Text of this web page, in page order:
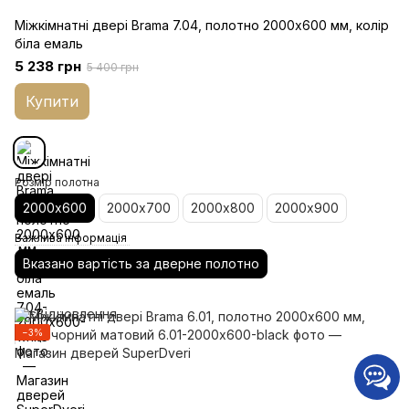
Міжкімнатні двері Brama 7.04, полотно 2000х600 мм, колір
біла емаль
5 238 грн 5 400 грн
Купити
Розмір полотна
2000х600 2000х700 2000х800 2000х900
Важлива інформація
Вказано вартість за дверне полотно
−3%